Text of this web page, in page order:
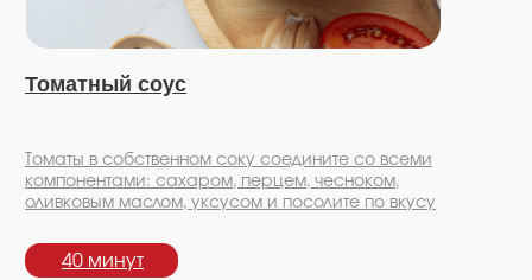
Томатный соус
Томаты в собственном соку соедините со всеми
компонентами: сахаром, перцем, чесноком,
оливковым маслом, уксусом и посолите по вкусу
40 минут